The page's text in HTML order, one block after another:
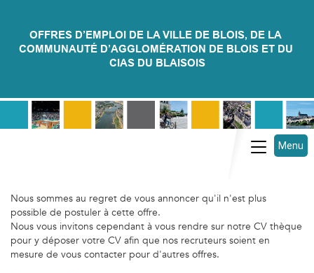
OFFRES D’EMPLOI DE LA VILLE DE BLOIS, DE LA
COMMUNAUTÉ D’AGGLOMÉRATION DE BLOIS ET DU
CIAS DU BLAISOIS
Toggle
Menu
Nous sommes au regret de vous annoncer qu'il n'est plus
possible de postuler à cette offre.
Nous vous invitons cependant à vous rendre sur notre CV thèque
pour y déposer votre CV afin que nos recruteurs soient en
mesure de vous contacter pour d'autres offres.